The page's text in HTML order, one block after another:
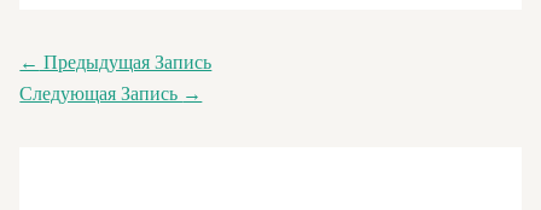
← Предыдущая Запись
Следующая Запись →